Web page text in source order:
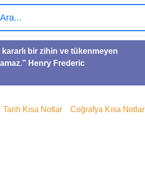
bir zihin ve tükenmeyen
Henry Frederic
Tarih Kısa Notlar Coğrafya Kısa Notlar